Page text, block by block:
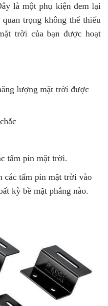
là một phụ kiện đem lại
trọng không thể thiếu
trời của bạn được hoạt
lượng mặt trời được
tấm pin mặt trời.
các tấm pin mặt trời vào
kỳ bề mặt phẳng nào.